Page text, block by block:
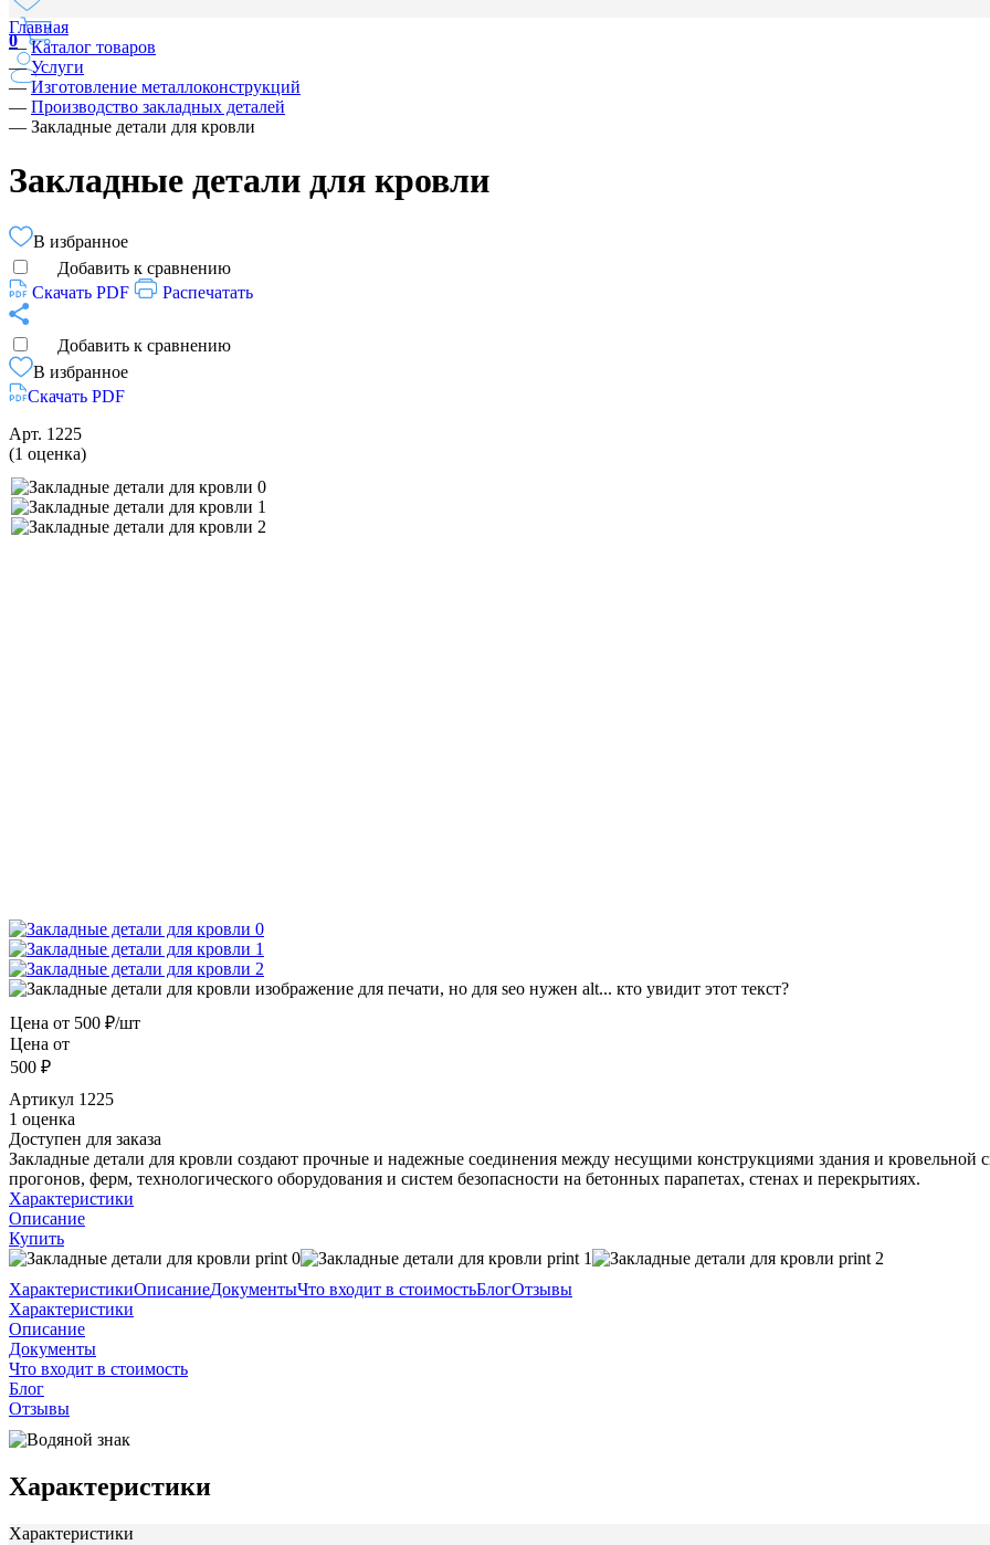
0
Главная
—Каталог товаров
—Услуги
—Изготовление металлоконструкций
— Производство закладных деталей
— Закладные детали для кровли
Закладные детали для кровли
В избранное
Добавить к сравнению
Скачать PDF
Распечатать
Добавить к сравнению
В избранное
Скачать PDF
Арт. 1225
(1 оценка)
Цена от 500 ₽/шт
Цена от
500 ₽
Артикул 1225
1 оценка
Доступен для заказа
Закладные детали для кровли создают прочные и надежные соединения между несущими конструкциями здания и
прогонов, ферм, технологического оборудования и систем безопасности на бетонных парапетах, стенах и перекрытиях.
Характеристики
Описание
Купить
ХарактеристикиОписаниеДокументыЧто входит в стоимостьБлогОтзывы
Характеристики
Описание
Документы
Что входит в стоимость
Блог
Отзывы
Характеристики
Характеристики